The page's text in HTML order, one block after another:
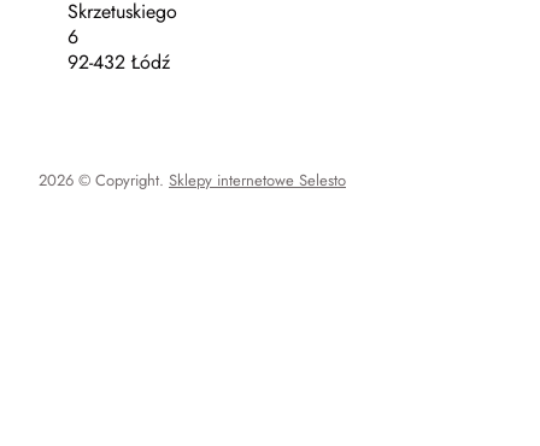
Skrzetuskiego
6
92-432 Łódź
2026 © Copyright. Sklepy internetowe Selesto